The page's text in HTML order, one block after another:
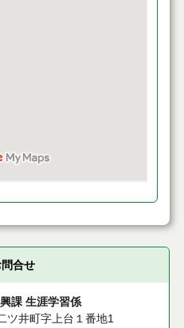
合せ
課 生涯学習係
ツ井町字上台１番地1